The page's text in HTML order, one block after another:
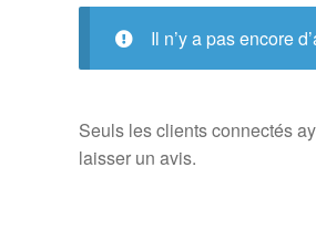
Il n’y a pas encore
Seuls les clients connectés
laisser un avis.